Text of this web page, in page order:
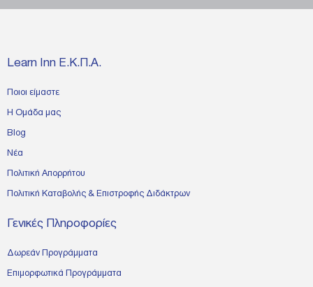
Learn Inn Ε.Κ.Π.Α.
Ποιοι είμαστε
Η Ομάδα μας
Blog
Νέα
Πολιτική Απορρήτου
Πολιτική Καταβολής & Επιστροφής Διδάκτρων
Γενικές Πληροφορίες
Δωρεάν Προγράμματα
Επιμορφωτικά Προγράμματα